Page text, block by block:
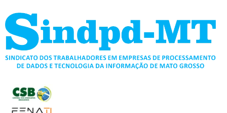
para
conteúdo